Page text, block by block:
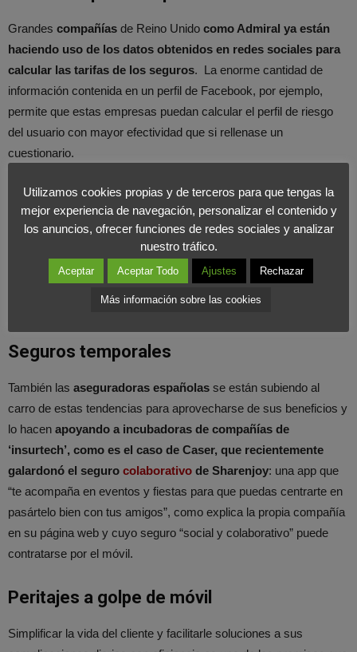
Grandes compañías de Reino Unido como Admiral ya están
haciendo uso de los datos obtenidos en redes sociales para
calcular las tarifas de los seguros. La enorme cantidad de
información contenida en un perfil de Facebook, por ejemplo,
permite que estas empresas puedan calcular el perfil de riesgo
del usuario con mayor efectividad que si rellenase un
cuestionario.
Facebook permite a las
aseguradoras calcular el riesgo del
usuario mejor que un cuestionario
COMPARTIR EN X
Seguros temporales
También las aseguradoras españolas se están subiendo al
carro de estas tendencias para aprovecharse de sus beneficios y
lo hacen apoyando a incubadoras de compañías de
‘insurtech’, como es el caso de Caser, que recientemente
galardonó el seguro colaborativo de Sharenjoy: una app que
“te acompaña en eventos y fiestas para que puedas centrarte en
pasártelo bien con tus amigos”, como explica la propia compañía
en su página web y cuyo seguro “social y colaborativo” puede
contratarse por el móvil.
Peritajes a golpe de móvil
Simplificar la vida del cliente y facilitarle soluciones a sus
Utilizamos cookies propias y de terceros para que tengas la
mejor experiencia de navegación, personalizar el contenido y
los anuncios, ofrecer funciones de redes sociales y analizar
nuestro tráfico.
Aceptar Aceptar Todo Ajustes Rechazar
Más información sobre las cookies